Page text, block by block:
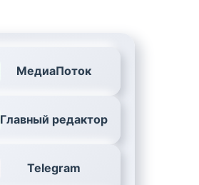
МедиаПоток
Главный редактор
Telegram